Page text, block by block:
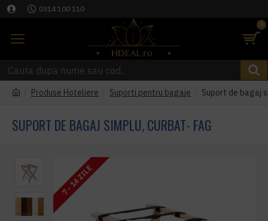
0314 100 110
0
Produse Hoteliere Suporti pentru bagaje Suport de bagaj
SUPORT DE BAGAJ SIMPLU, CURBAT- FAG
7 - 14 ZILE